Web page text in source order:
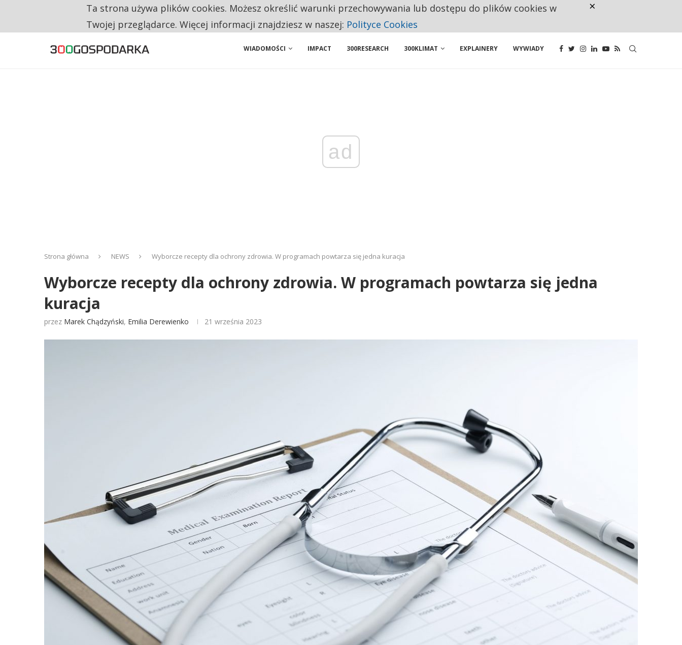
RESTRYKCJE CHIN UDERZAJĄ W EUROPEJSKI PRZEMYSŁ. NA LIŚCIE SĄ DWA PODMIOTY Z POLSKI
WIADOMOŚCI IMPACT 300RESEARCH 300KLIMAT EXPLAINERY WYWIADY
ad
Strona główna NEWS Wyborcze recepty dla ochrony zdrowia. W programach powtarza się jedna kuracja
Wyborcze recepty dla ochrony zdrowia. W programach powtarza się jedna
kuracja
przez Marek Chądzyński, Emilia Derewienko 21 września 2023
Ta strona używa plików cookies. Możesz określić warunki przechowywania lub dostępu do plików cookies w
Twojej przeglądarce. Więcej informacji znajdziesz w naszej: Polityce Cookies
×